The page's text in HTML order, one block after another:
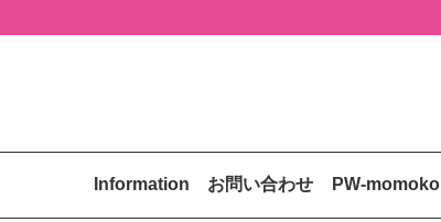
Information お問い合わせ PW-momoko